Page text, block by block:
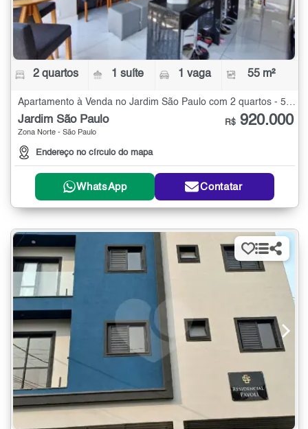
2 quartos 1 suíte 1 vaga 55 m²
Apartamento à Venda no Jardim São Paulo com 2 quartos - 55 m²
Jardim São Paulo
Zona Norte - São Paulo
Endereço no círculo do mapa
R$ 920.000
WhatsApp Contatar